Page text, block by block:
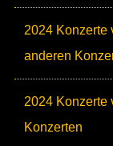
2024 Konzerte
anderen
2024 Konzerte
Konzerten